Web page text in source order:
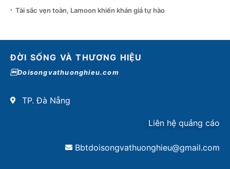
Tài sắc vẹn toàn, Lamoon khiến khán giả tự hào
ĐỜI SỐNG VÀ THƯƠNG HIỆU
Doisongvathuonghieu.com
TP. Đà Nẵng
Liên hệ quảng cáo
Bbtdoisongvathuonghieu@gmail.com